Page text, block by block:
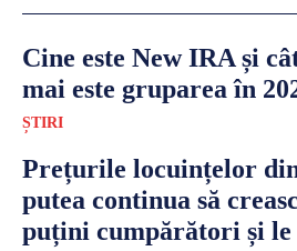
Cine este New IRA și
mai este gruparea în
ȘTIRI
Prețurile locuințelor
putea continua să
puțini cumpărători și